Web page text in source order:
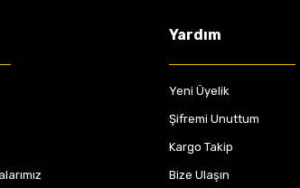
Yardım
Yeni Üyelik
Şifremi Unuttum
Kargo Takip
Bize Ulaşın